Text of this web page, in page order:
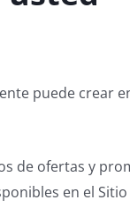
puede crear
de ofertas y
en el Sitio